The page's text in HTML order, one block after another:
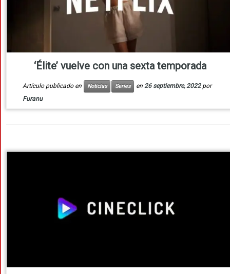
‘Élite’ vuelve con una sexta temporada
Artículo publicado en Noticias Series en 26 septiembre, 2022 por
Furanu